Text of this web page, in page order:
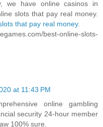
we have online casinos in
slots that pay real money.
that pay real money.
best-online-slots-
at 11:43 PM
online gambling
security 24-hour member
100% sure.